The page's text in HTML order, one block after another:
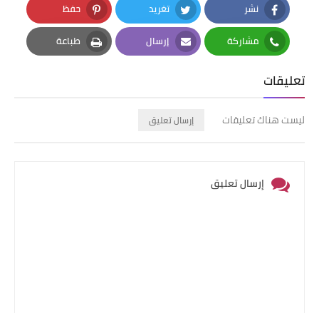
نشر
Facebook
تغريد
Twitter
حفظ
Pinterest
مشاركة
Whatsapp
إرسال
Email
طباعة
Print
تعليقات
ليست هناك تعليقات إرسال تعليق
إرسال تعليق